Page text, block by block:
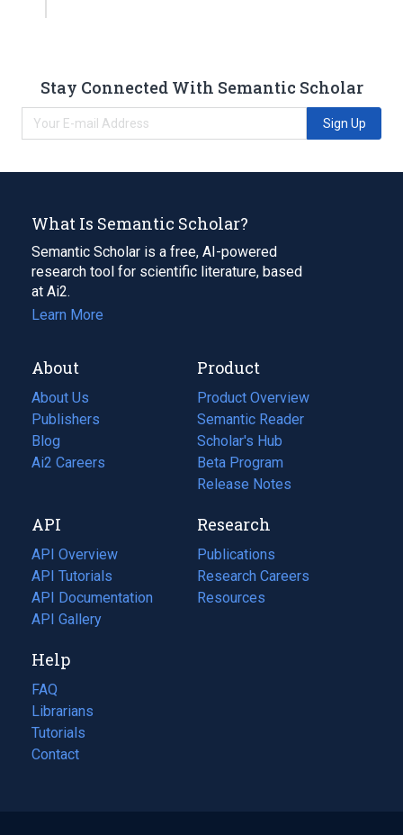
Stay Connected With Semantic Scholar
Sign Up
What Is Semantic Scholar?
Semantic Scholar is a free, AI-powered
research tool for scientific literature, based
at Ai2.
Learn More
About
About Us
Publishers
Blog
(opens
in
tab)
Ai2 Careers
(opens
new
tab)
Product
Product Overview
Semantic Reader
Scholar's Hub
Beta Program
Release Notes
API
API Overview
API Tutorials
API Documentation
(opens
in
new
tab)
API Gallery
Research
Publications
(opens
in
a
Research Careers
(opens
in
Resources
(opens
Help
FAQ
Librarians
Tutorials
Contact